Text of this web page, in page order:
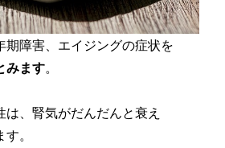
期障害、エイジングの症状を
みます。
、腎気がだんだんと衰え
。